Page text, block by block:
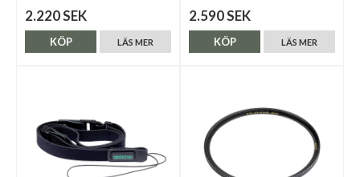
2.220 SEK
LÄS MER
KÖP
2.590 SEK
LÄS MER
KÖP